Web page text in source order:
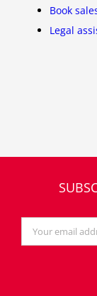
Book
Legal